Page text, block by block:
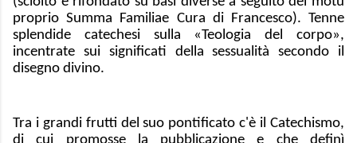
proprio Summa Familiae Cura di Francesco). Tenne
splendide catechesi sulla «Teologia del corpo»,
incentrate sui significati della sessualità secondo il
disegno divino.
Tra i grandi frutti del suo pontificato c'è il Catechismo,